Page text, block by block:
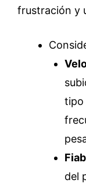
frustración y
tipo
del